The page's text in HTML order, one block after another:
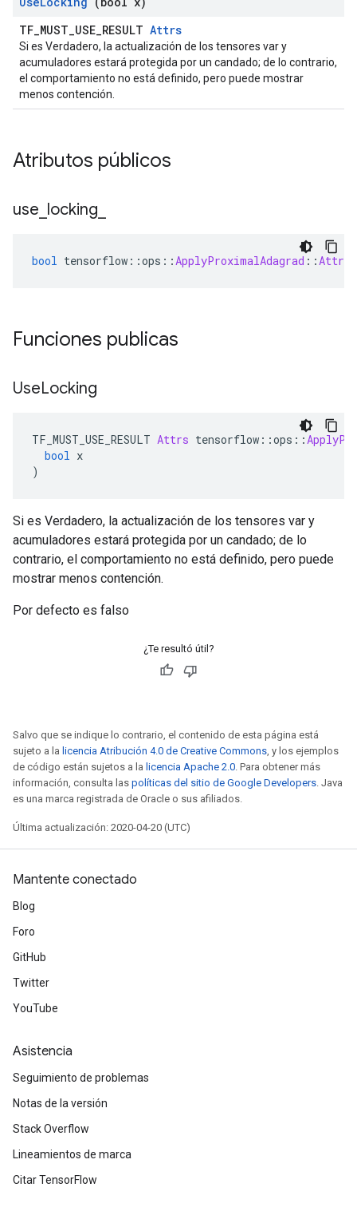
TF_MUST_USE_RESULT Attrs
Si es Verdadero, la actualización de los tensores var y
acumuladores estará protegida por un candado; de lo contrario,
el comportamiento no está definido, pero puede mostrar
menos contención.
Atributos públicos
use locking
bool tensorflow ::ops ::ApplyProximalAdagrad ::Attrs
Funciones publicas
UseLocking
TF_MUST_USE_RESULT Attrs tensorflow ::ops ::
bool x
)
Si es Verdadero, la actualización de los tensores var y
acumuladores estará protegida por un candado; de lo
contrario, el comportamiento no está definido, pero puede
mostrar menos contención.
Por defecto es falso
¿Te resultó útil?
Salvo que se indique lo contrario, el contenido de esta página está
sujeto a la licencia Atribución 4.0 de Creative Commons, y los ejemplos
de código están sujetos a la licencia Apache 2.0. Para obtener más
información, consulta las políticas del sitio de Google Developers. Java
es una marca registrada de Oracle o sus afiliados.
Última actualización: 2020-04-20 (UTC)
Mantente conectado
Blog
Foro
GitHub
Twitter
YouTube
Asistencia
Seguimiento de problemas
Notas de la versión
Stack Overflow
Lineamientos de marca
Citar TensorFlow